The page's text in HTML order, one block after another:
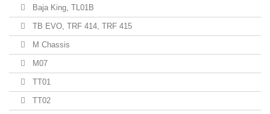
Baja King, TL01B
TB EVO, TRF 414, TRF 415
M Chassis
M07
TT01
TT02